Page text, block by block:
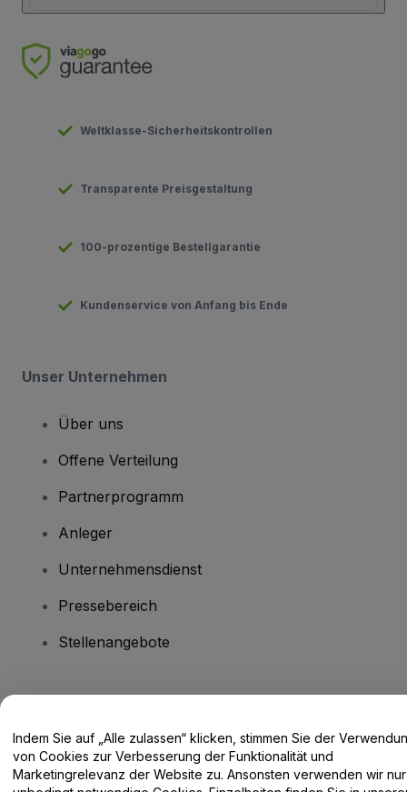
Weltklasse-Sicherheitskontrollen
Transparente Preisgestaltung
100-prozentige Bestellgarantie
Kundenservice von Anfang bis Ende
Unser Unternehmen
Über uns
Offene Verteilung
Partnerprogramm
Anleger
Unternehmensdienst
Pressebereich
Stellenangebote
Hilfe-Center / Kontakt
Indem Sie auf „Alle zulassen“ klicken, stimmen Sie der
von Cookies zur Verbesserung der Funktionalität und
Marketingrelevanz der Website zu. Ansonsten verwenden wir nur